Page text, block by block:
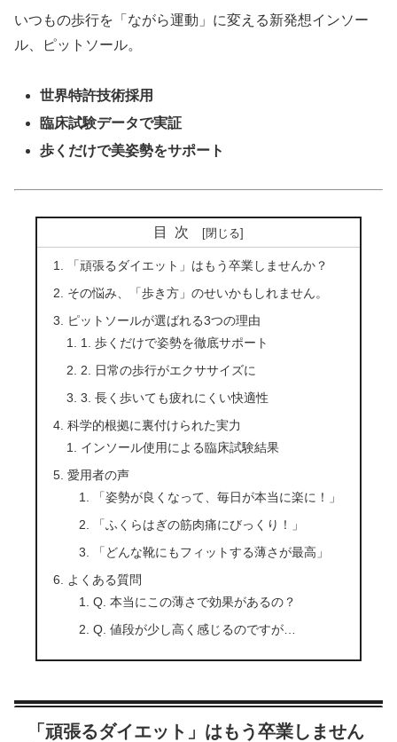
いつもの歩行を「ながら運動」に変える新発想インソー
ル、ピットソール。
世界特許技術採用
臨床試験データで実証
歩くだけで美姿勢をサポート
目次
「頑張るダイエット」はもう卒業しませんか？
その悩み、「歩き方」のせいかもしれません。
ピットソールが選ばれる3つの理由
1. 歩くだけで姿勢を徹底サポート
2. 日常の歩行がエクササイズに
3. 長く歩いても疲れにくい快適性
科学的根拠に裏付けられた実力
インソール使用による臨床試験結果
愛用者の声
「姿勢が良くなって、毎日が本当に楽に！」
「ふくらはぎの筋肉痛にびっくり！」
「どんな靴にもフィットする薄さが最高」
よくある質問
Q. 本当にこの薄さで効果があるの？
Q. 値段が少し高く感じるのですが…
「頑張るダイエット」はもう卒業しません